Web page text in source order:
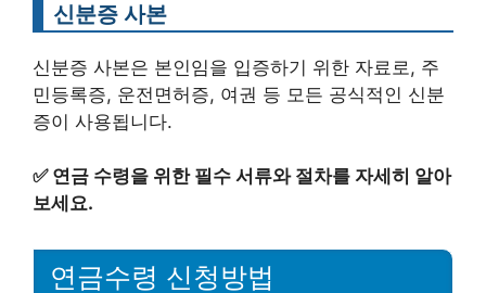
신분증 사본
신분증 사본은 본인임을 입증하기 위한 자료로, 주
민등록증, 운전면허증, 여권 등 모든 공식적인 신분
증이 사용됩니다.
✅ 연금 수령을 위한 필수 서류와 절차를 자세히 알아
보세요.
연금수령 신청방법